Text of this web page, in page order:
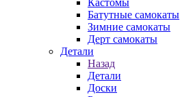
Кастомы
Батутные самокаты
Зимние самокаты
Дерт самокаты
Детали
Назад
Детали
Доски